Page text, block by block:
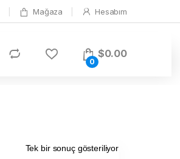
Mağaza Hesabım
0
$0.00
Tek bir sonuç gösteriliyor